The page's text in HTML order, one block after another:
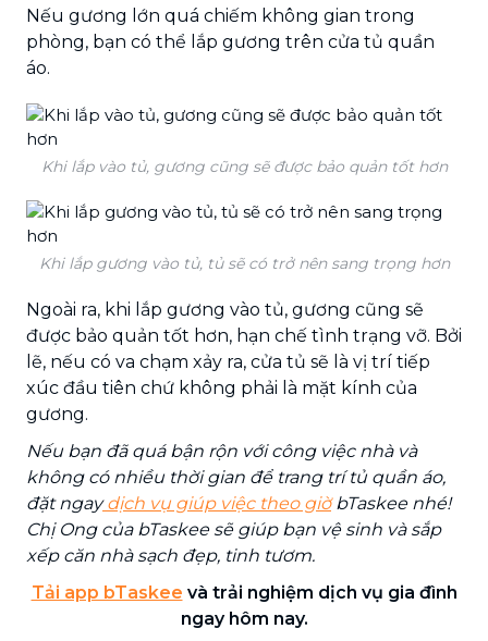
Nếu gương lớn quá chiếm không gian trong
phòng, bạn có thể lắp gương trên cửa tủ quần
áo.
Khi lắp vào tủ, gương cũng sẽ được bảo quản tốt hơn
Khi lắp gương vào tủ, tủ sẽ có trở nên sang trọng hơn
Ngoài ra, khi lắp gương vào tủ, gương cũng sẽ
được bảo quản tốt hơn, hạn chế tình trạng vỡ. Bởi
lẽ, nếu có va chạm xảy ra, cửa tủ sẽ là vị trí tiếp
xúc đầu tiên chứ không phải là mặt kính của
gương.
Nếu bạn đã quá bận rộn với công việc nhà và
không có nhiều thời gian để trang trí tủ quần áo,
đặt ngaydịch vụ giúp việc theo giờbTaskee nhé!
Chị Ong của bTaskee sẽ giúp bạn vệ sinh và sắp
xếp căn nhà sạch đẹp, tinh tươm.
Tải app bTaskee và trải nghiệm dịch vụ gia đình
ngay hôm nay.